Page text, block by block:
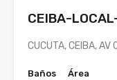
CEIBA-
CUCUTA, CEIBA, AV
Baños
Área